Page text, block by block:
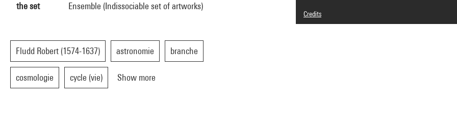
the set
Ensemble (Indissociable set of artworks)
Fludd Robert (1574-1637) astronomie branche
cosmologie cycle (vie) Show more
Credits
© Anselm Kiefer